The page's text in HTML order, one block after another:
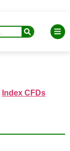
Index CFDs